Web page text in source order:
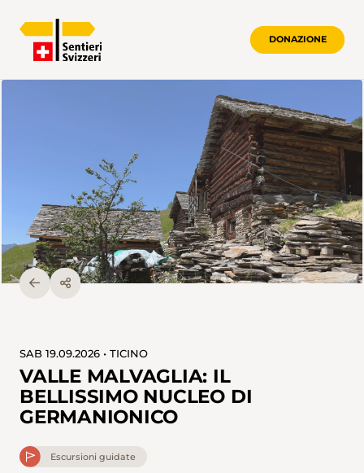
DONAZIONE
SAB 19.09.2026 • TICINO
VALLE MALVAGLIA: IL
BELLISSIMO NUCLEO DI
GERMANIONICO
Escursioni guidate